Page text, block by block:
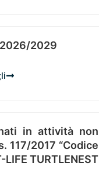
2026/2029
in attività non
117/2017 “Codice
TURTLENEST